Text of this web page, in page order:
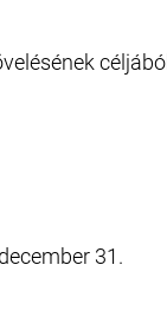
céljából
31.